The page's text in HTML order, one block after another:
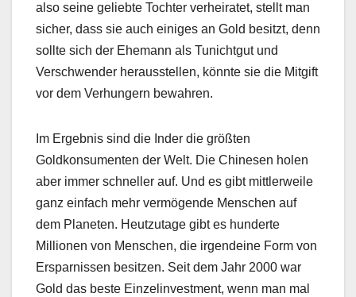
also seine geliebte Tochter verheiratet, stellt man
sicher, dass sie auch einiges an Gold besitzt, denn
sollte sich der Ehemann als Tunichtgut und
Verschwender herausstellen, könnte sie die Mitgift
vor dem Verhungern bewahren.
Im Ergebnis sind die Inder die größten
Goldkonsumenten der Welt. Die Chinesen holen
aber immer schneller auf. Und es gibt mittlerweile
ganz einfach mehr vermögende Menschen auf
dem Planeten. Heutzutage gibt es hunderte
Millionen von Menschen, die irgendeine Form von
Ersparnissen besitzen. Seit dem Jahr 2000 war
Gold das beste Einzelinvestment, wenn man mal